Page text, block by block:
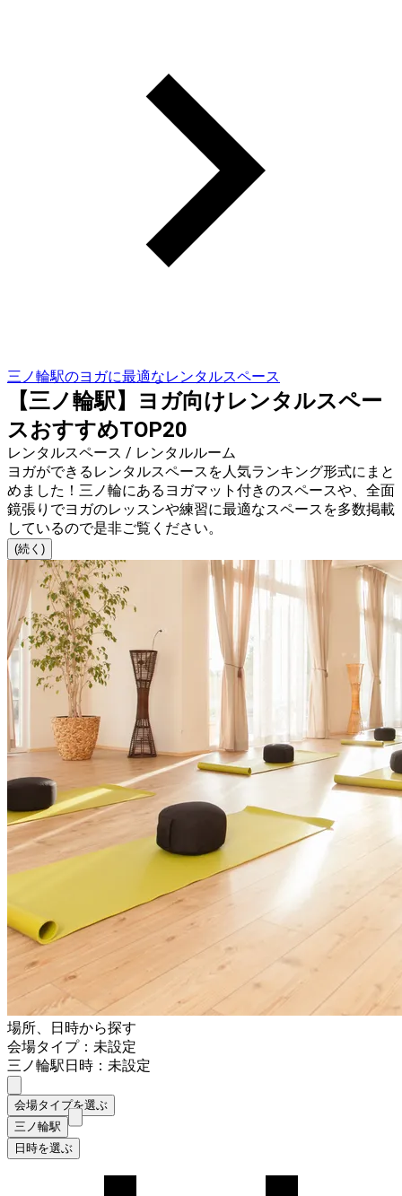
三ノ輪駅のヨガに最適なレンタルスペース
【三ノ輪駅】ヨガ向けレンタルスペー
スおすすめTOP20
レンタルスペース / レンタルルーム
ヨガができるレンタルスペースを人気ランキング形式にまと
めました！三ノ輪にあるヨガマット付きのスペースや、全面
鏡張りでヨガのレッスンや練習に最適なスペースを多数掲載
しているので是非ご覧ください。
(続く)
場所、日時から探す
会場タイプ：未設定
三ノ輪駅日時：未設定
会場タイプを選ぶ
三ノ輪駅
日時を選ぶ